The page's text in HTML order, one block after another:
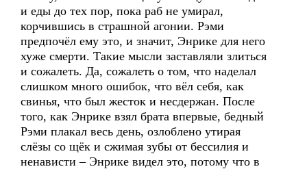
и еды до тех пор, пока раб не умирал,
корчившись в страшной агонии. Рэми
предпочёл ему это, и значит, Энрике для него
хуже смерти. Такие мысли заставляли злиться
и сожалеть. Да, сожалеть о том, что наделал
слишком много ошибок, что вёл себя, как
свинья, что был жесток и несдержан. После
того, как Энрике взял брата впервые, бедный
Рэми плакал весь день, озлоблено утирая
слёзы со щёк и сжимая зубы от бессилия и
ненависти – Энрике видел это, потому что в